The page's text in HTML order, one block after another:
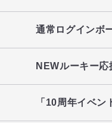
通常ログインボ
NEWルーキー
「10周年イベ